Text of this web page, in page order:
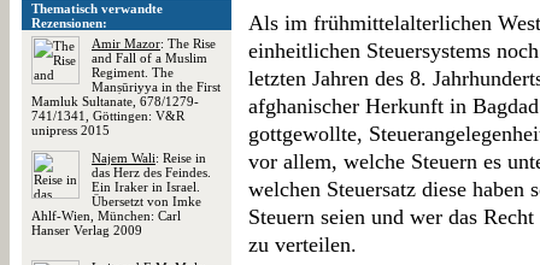
Thematisch verwandte
Rezensionen:
Amir Mazor: The Rise
and Fall of a Muslim
Regiment. The
Manṣūriyya in the First
Mamluk Sultanate, 678/1279-
741/1341, Göttingen: V&R
unipress 2015
Najem Wali: Reise in
das Herz des Feindes.
Ein Iraker in Israel.
Übersetzt von Imke
Ahlf-Wien, München: Carl
Hanser Verlag 2009
Als im frühmittelalterlichen
einheitlichen Steuersystems
letzten Jahren des 8.
afghanischer Herkunft in
gottgewollte,
vor allem, welche Steuern es
welchen Steuersatz diese
Steuern seien und wer das
zu verteilen.